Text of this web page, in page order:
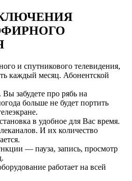
и спутникового телевидения,
каждый месяц. Абонентской
забудете про рябь на
больше не будет портить
в удобное для Вас время.
И их количество
— пауза, запись, просмотр
работает на всей